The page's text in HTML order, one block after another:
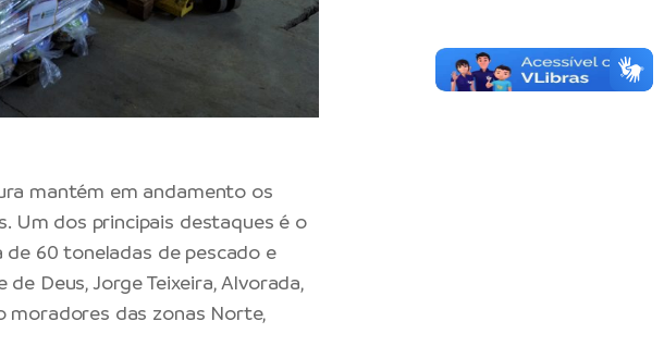
mantém em andamento os
Um dos principais destaques é o
de 60 toneladas de pescado e
Deus, Jorge Teixeira, Alvorada,
moradores das zonas Norte,